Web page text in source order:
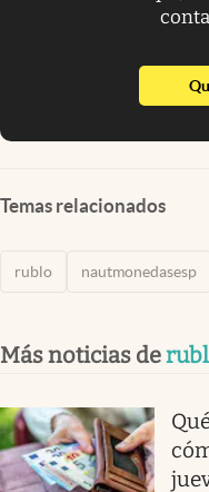
Temas relacionados
rublo nautmonedasesp
Más noticias de